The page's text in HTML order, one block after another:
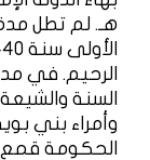
هـ. لم تطل
الرحيم. في
السنة
وأمراء بني
الحكومة قمع